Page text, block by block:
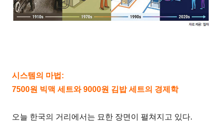
시스템의 마법:
7500원 빅맥 세트와 9000원 김밥 세트의 경제학
오늘 한국의 거리에서는 묘한 장면이 펼쳐지고 있다.